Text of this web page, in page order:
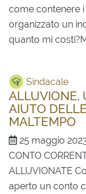
come contenere
organizzato un
quanto mi
Sindacale
ALLUVIONE,
AIUTO
MALTEMPO
25 maggio
CONTO
ALLUVIONATE
aperto un conto